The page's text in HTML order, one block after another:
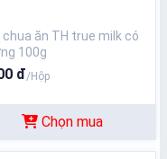
chua ăn TH true milk có
100g
đ/Hộp
Chọn mua